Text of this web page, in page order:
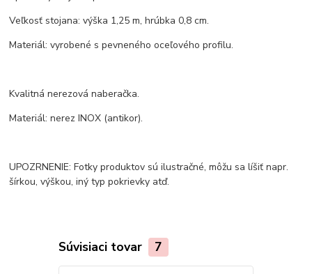
Veľkosť stojana: výška 1,25 m, hrúbka 0,8 cm.
Materiál: vyrobené s pevneného oceľového profilu.
Kvalitná nerezová naberačka.
Materiál: nerez INOX (antikor).
UPOZRNENIE: Fotky produktov sú ilustračné, môžu sa líšiť napr.
šírkou, výškou, iný typ pokrievky atď.
Súvisiaci tovar 7